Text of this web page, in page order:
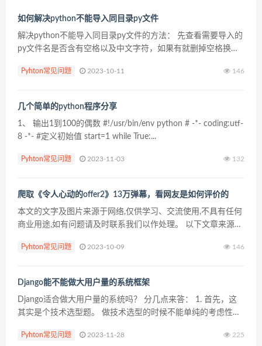
如何解决python不能导入同目录py文件
解决python不能导入同目录py文件的方法： 先查看需要导入的
py文件名是否含有空格以及中文字符，如果有就删掉空格换成
更多Python知识，请关注：...
Pyhton常见问题 2023-10-11 146
几个简单的python程序分享
1、 输出1到100的偶数 #!/usr/bin/env python # -*- coding:utf-
8 -*- #定义初始值 start=1 while True:...
Pyhton常见问题 2023-11-03 132
爬取《令人心动的offer2》13万弹幕，看网友是如何评价的
本文的文字及图片来源于网络,仅供学习、交流使用,不具有任何
商业用途,如有问题请及时联系我们以作处理。 以下文章来源于
下面的链接去免费观看Python...
Pyhton常见问题 2023-10-09 146
Django能不能做大用户量的系统框架
Django适合做大用户量的系统吗？ 分几点来答： 1. 首先，这
其实是个技术选型题。 做技术选型的时候不能单纯的考虑性
只是其中一环，还有配套呢。 如果是数据驱动型，...
Pyhton常见问题 2023-11-28 225